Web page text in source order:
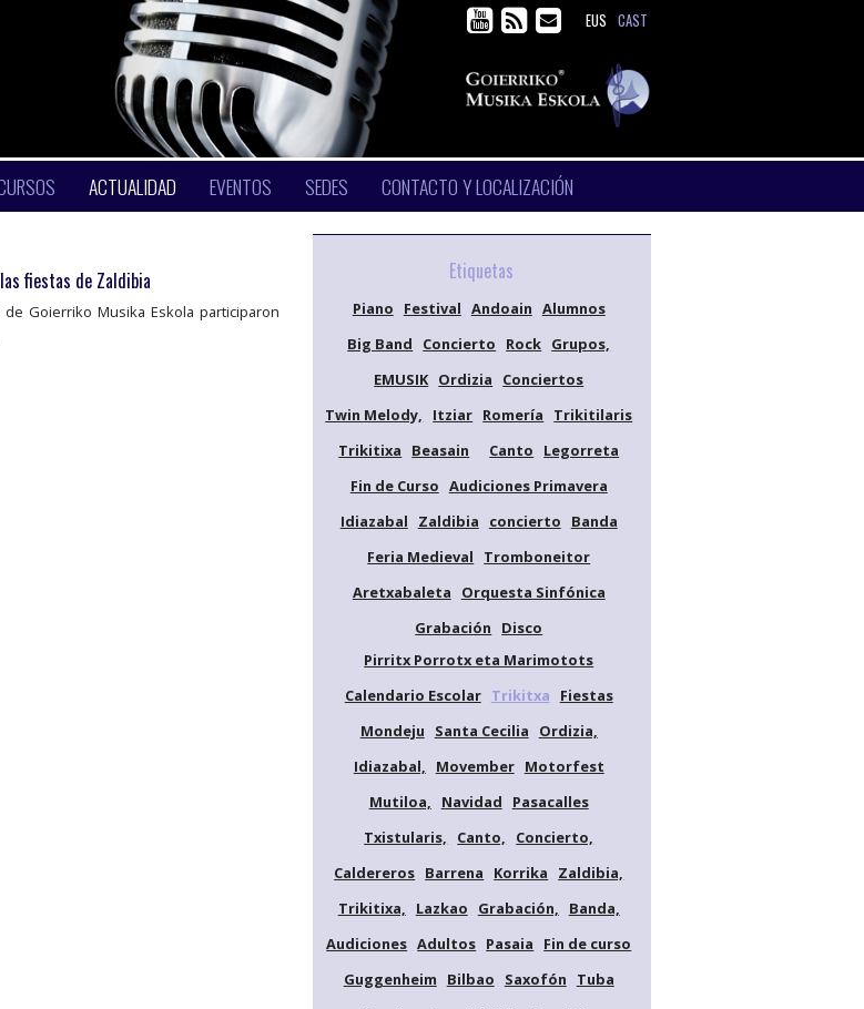
EUS CAST
ACTUALIDAD EVENTOS SEDES CONTACTO Y LOCALIZACIÓN
fiestas de Zaldibia
Goierriko Musika Eskola participaron
Etiquetas
Piano Festival Andoain Alumnos
Big Band
Concierto Rock Grupos,
EMUSIK Ordizia
Conciertos
Twin Melody,
Itziar Romería
Trikitilaris
Trikitixa
Beasain Canto
Legorreta
Fin de Curso Audiciones Primavera
Idiazabal
Zaldibia concierto
Banda
Feria Medieval
Tromboneitor
Aretxabaleta
Orquesta Sinfónica
Grabación
Disco
Pirritx Porrotx eta Marimotots
Calendario Escolar Trikitxa
Fiestas
Mondeju
Santa Cecilia
Ordizia,
Idiazabal,
Movember Motorfest
Mutiloa,
Navidad
Pasacalles
Txistularis,
Canto,
Concierto,
Caldereros Barrena Korrika
Zaldibia,
Trikitixa,
Lazkao Grabación,
Banda,
Audiciones Adultos Pasaia
Fin de curso
Guggenheim
Bilbao Saxofón
Tuba